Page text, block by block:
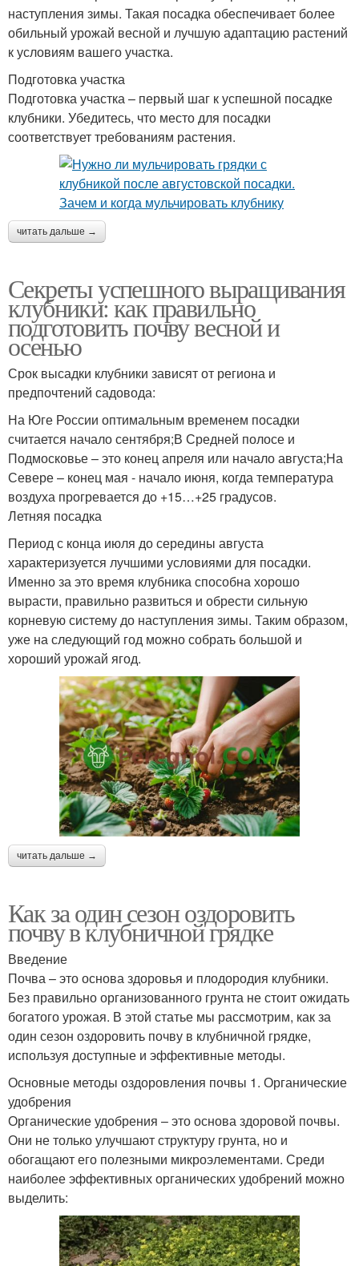
наступления зимы. Такая посадка обеспечивает более
обильный урожай весной и лучшую адаптацию растений
к условиям вашего участка.
Подготовка участка
Подготовка участка – первый шаг к успешной посадке
клубники. Убедитесь, что место для посадки
соответствует требованиям растения.
читать дальше →
Секреты успешного выращивания
клубники: как правильно
подготовить почву весной и
осенью
Срок высадки клубники зависят от региона и
предпочтений садовода:
На Юге России оптимальным временем посадки
считается начало сентября;В Средней полосе и
Подмосковье – это конец апреля или начало августа;На
Севере – конец мая - начало июня, когда температура
воздуха прогревается до +15…+25 градусов.
Летняя посадка
Период с конца июля до середины августа
характеризуется лучшими условиями для посадки.
Именно за это время клубника способна хорошо
вырасти, правильно развиться и обрести сильную
корневую систему до наступления зимы. Таким образом,
уже на следующий год можно собрать большой и
хороший урожай ягод.
читать дальше →
Как за один сезон оздоровить
почву в клубничной грядке
Введение
Почва – это основа здоровья и плодородия клубники.
Без правильно организованного грунта не стоит ожидать
богатого урожая. В этой статье мы рассмотрим, как за
один сезон оздоровить почву в клубничной грядке,
используя доступные и эффективные методы.
Основные методы оздоровления почвы 1. Органические
удобрения
Органические удобрения – это основа здоровой почвы.
Они не только улучшают структуру грунта, но и
обогащают его полезными микроэлементами. Среди
наиболее эффективных органических удобрений можно
выделить: